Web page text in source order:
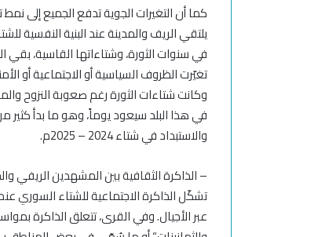
كما أن التغيرات الجوية تدفع الجميع إلى
يلتقي الريف والمدينة عند البنية النفسية
في سنواتالثورة، وشتاءاتها القاسية، بقي
تغيّرت الظروف السياسية أو الاجتماعيةأو
وكانت شتاءات الثورة رغم صعوبة النزوح
في هذا البلد سيعود يوماً، وهو ما بدأ
والاستبداد في شتاء 2024
–
–الذاكرة الثقافية بين المشهدين الريفي
تشكّل الذاكرة الاجتماعية للشتاء السوري
عبر الأجيال. وفي القرى، تتعلق الذاكرة